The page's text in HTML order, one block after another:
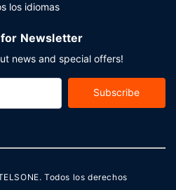
los idiomas
for Newsletter
news and special offers!
Subscribe
. Todos los derechos